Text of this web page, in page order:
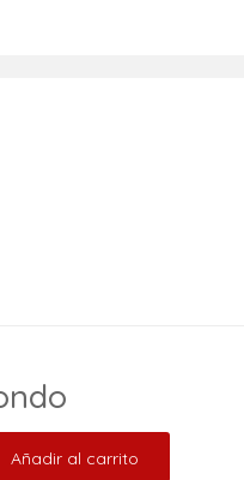
Añadir al carrito